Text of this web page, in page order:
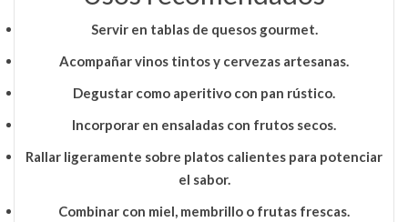
Servir en tablas de quesos gourmet.
Acompañarvinos tintos y cervezas artesanas.
Degustar como aperitivo con pan rústico.
Incorporar en ensaladas con frutos secos.
Rallar ligeramente sobre platos calientes para potenciar
el sabor.
Combinar con miel, membrillo o frutas frescas.